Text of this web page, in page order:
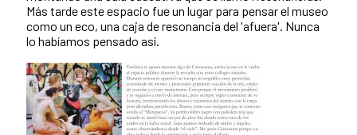
Más tarde este espacio fue un lugar para pensar el museo
como un eco, una caja de resonancia del 'afuera'. Nunca
lo habíamos pensado así.